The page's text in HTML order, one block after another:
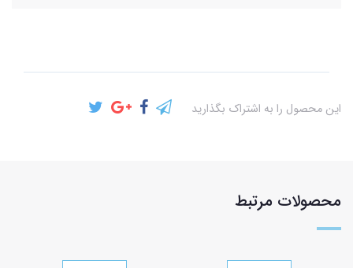
این محصول را به اشتراک بگذارید
محصولات مرتبط